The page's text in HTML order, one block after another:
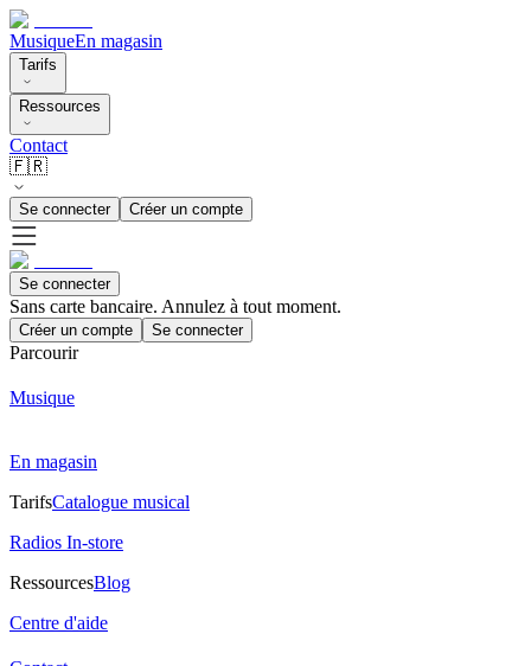
MusiqueEn magasin
Tarifs
Ressources
Contact
🇫🇷
Se connecter Créer un compte
Se connecter
Sans carte bancaire. Annulez à tout moment.
Créer un compte Se connecter
Parcourir
Musique
En magasin
TarifsCatalogue musical
Radios In-store
RessourcesBlog
Centre d'aide